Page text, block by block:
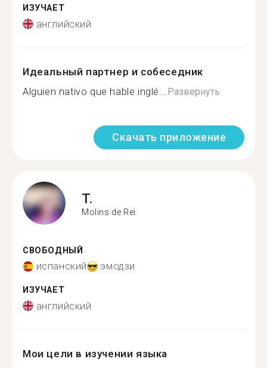
ИЗУЧАЕТ
английский
Идеальный партнер и собеседник
Alguien nativo que hable inglé... Развернуть
Скачать приложение
T.
Molins de Rei
СВОБОДНЫЙ
испанский эмодзи
ИЗУЧАЕТ
английский
Мои цели в изучении языка